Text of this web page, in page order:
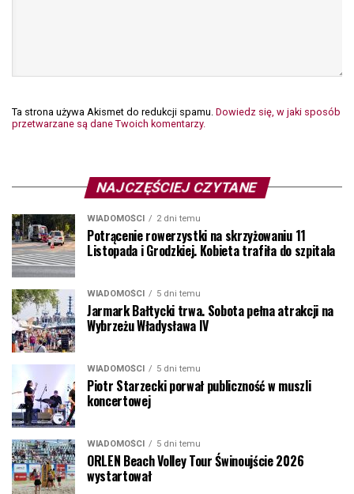
Ta strona używa Akismet do redukcji spamu. Dowiedz się, w jaki sposób
przetwarzane są dane Twoich komentarzy.
NAJCZĘŚCIEJ CZYTANE
WIADOMOŚCI 2 dni temu
Potrącenie rowerzystki na skrzyżowaniu 11
Listopada i Grodzkiej. Kobieta trafiła do szpitala
WIADOMOŚCI 5 dni temu
Jarmark Bałtycki trwa. Sobota pełna atrakcji na
Wybrzeżu Władysława IV
WIADOMOŚCI 5 dni temu
Piotr Starzecki porwał publiczność w muszli
koncertowej
WIADOMOŚCI 5 dni temu
ORLEN Beach Volley Tour Świnoujście 2026
wystartował